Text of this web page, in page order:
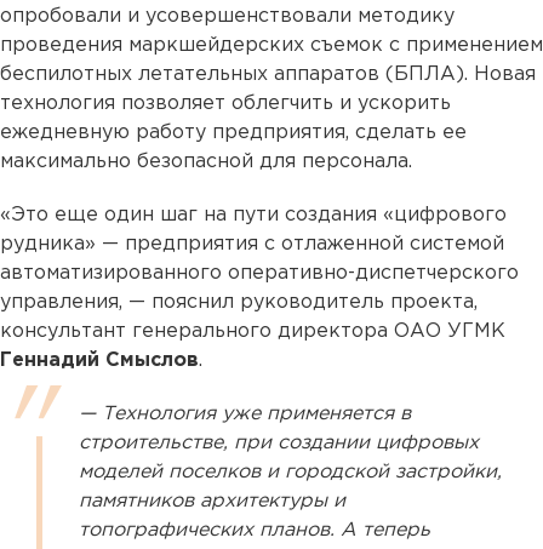
опробовали и усовершенствовали методику
проведения маркшейдерских съемок с применением
беспилотных летательных аппаратов (БПЛА). Новая
технология позволяет облегчить и ускорить
ежедневную работу предприятия, сделать ее
максимально безопасной для персонала.
«Это еще один шаг на пути создания «цифрового
рудника» — предприятия с отлаженной системой
автоматизированного оперативно-диспетчерского
управления, — пояснил руководитель проекта,
консультант генерального директора ОАО УГМК
Геннадий Смыслов.
— Технология уже применяется в
строительстве, при создании цифровых
моделей поселков и городской застройки,
памятников архитектуры и
топографических планов. А теперь